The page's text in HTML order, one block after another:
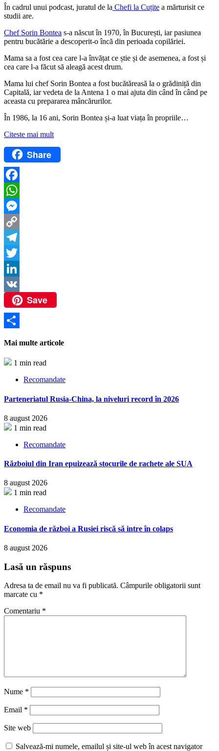
În cadrul unui podcast, juratul de la Chefi la Cuțite a mărturisit ce
studii are.
Chef Sorin Bontea s-a născut în 1970, în București, iar pasiunea
pentru bucătărie a descoperit-o încă din perioada copilăriei.
Mama sa a fost cea care l-a învățat ce știe și de asemenea, a fost și
cea care l-a făcut să aleagă acest drum.
Mama lui chef Sorin Bontea a fost bucătăreasă la o grădiniță din
Capitală, iar vedeta de la Antena 1 o mai ajuta din când în când pe
aceasta cu prepararea mâncărurilor.
În 1986, la 16 ani, Sorin Bontea și-a luat viața în propriile…
Citeste mai mult
Share
Facebook
WhatsApp
Messenger
Copy
Link
Telegram
Twitter
LinkedIn
VK
Save
Mai multe articole
1 min read
Recomandate
Parteneriatul Rusia-China, la niveluri record în 2026
8 august 2026
1 min read
Recomandate
Războiul din Iran epuizează stocurile de rachete ale SUA
8 august 2026
1 min read
Recomandate
Economia de război a Rusiei riscă să intre în colaps
8 august 2026
Lasă un răspuns
Adresa ta de email nu va fi publicată. Câmpurile obligatorii sunt
marcate cu *
Comentariu *
Nume *
Email *
Site web
Salvează-mi numele, emailul și site-ul web în acest navigator